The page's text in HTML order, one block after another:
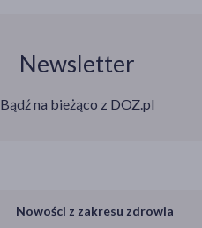
Newsletter
Bądź na bieżąco z DOZ.pl
Nowości z zakresu zdrowia